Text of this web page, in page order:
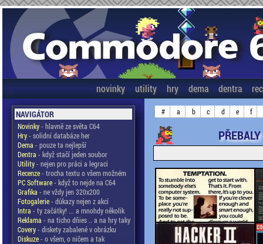
novinky utility hry dema dentra
NAVIGÁTOR
Novinky- hlavně ze světa C64
Hry- solidní databáze her
Dema - pouze ta nejlepší
Dentra - když stačí jeden soubor
Utility- nejen pro práci a legraci
Recenze- trocha textu o všem možném
PC Software- když to nejde na C64
Grafika - ne vždy jen 320x200
Fotogalerie- důkazy nejen z akcí
Intra - ty začátky! ... a mnohdy několik
Reklama - na ticho dňies .. a na hry taky
Covery- diskety zabalené v obrázku
Diskuze- o všem, o ničem a tak
# a b c d e f